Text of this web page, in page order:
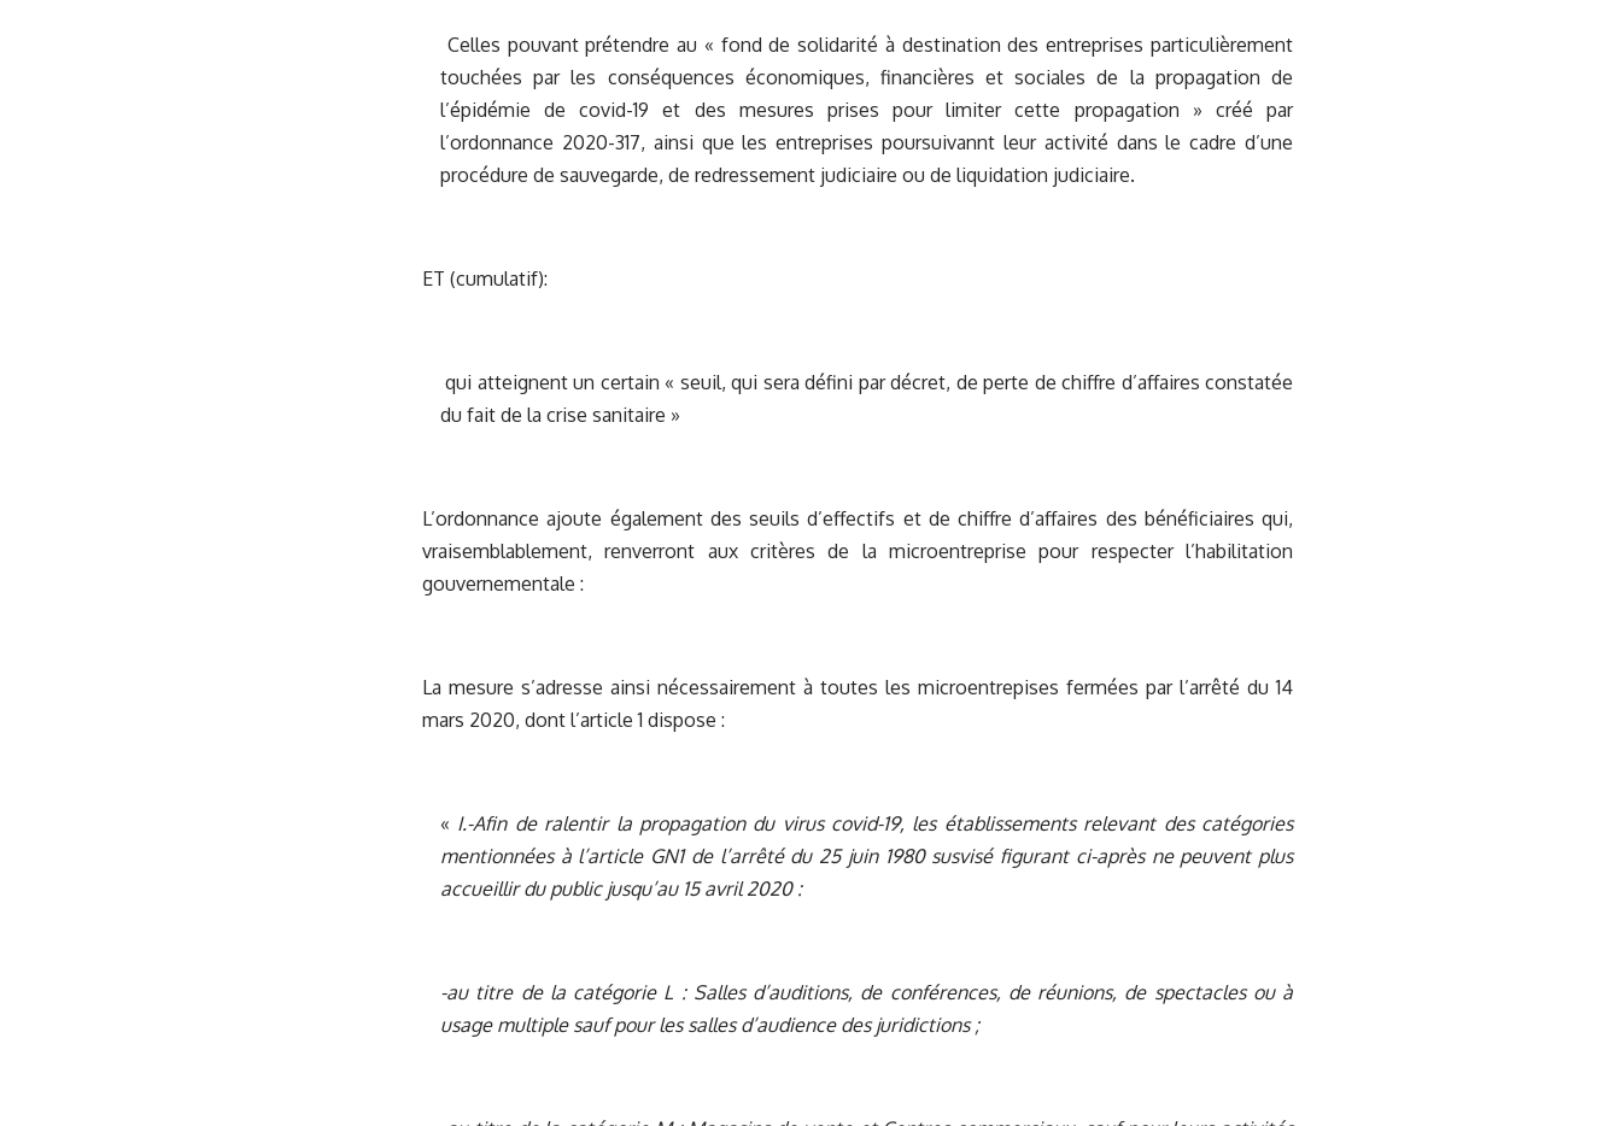
Celles pouvant prétendre au « fond de solidarité à destination des entreprises particulièrement
touchées par les conséquences économiques, financières et sociales de la propagation de
l’épidémie de covid-19 et des mesures prises pour limiter cette propagation » créé par
l’ordonnance 2020-317, ainsi que les entreprises poursuivannt leur activité dans le cadre d’une
procédure de sauvegarde, de redressement judiciaire ou de liquidation judiciaire.
ET (cumulatif):
qui atteignent un certain « seuil, qui sera défini par décret, de perte de chiffre d’affaires constatée
du fait de la crise sanitaire »
L’ordonnance ajoute également des seuils d’effectifs et de chiffre d’affaires des bénéficiaires qui,
vraisemblablement, renverront aux critères de la microentreprise pour respecter l’habilitation
gouvernementale :
La mesure s’adresse ainsi nécessairement à toutes les microentrepises fermées par l’arrêté du 14
mars 2020, dont l’article 1 dispose :
« I.-Afin de ralentir la propagation du virus covid-19, les établissements relevant des catégories
mentionnées à l’article GN1 de l’arrêté du 25 juin 1980susvisé figurant ci-après ne peuvent plus
accueillir du public jusqu’au 15 avril 2020 :
-au titre de la catégorie L : Salles d’auditions, de conférences, de réunions, de spectacles ou à
usage multiple sauf pour les salles d’audience des juridictions ;